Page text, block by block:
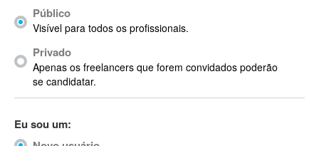
Acrobat X
Acronis
Actian
Actimize
ActionScript
Active Directory
Público
Visível para todos os profissionais.
Privado
Apenas os freelancers que forem convidados poderão
se candidatar.
Eu sou um: